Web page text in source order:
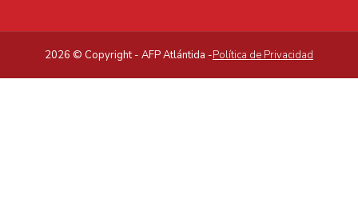
2026 © Copyright - AFP Atlántida -Política de Privacidad